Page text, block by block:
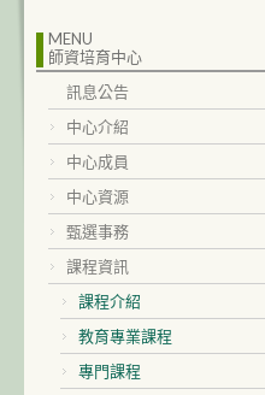
MENU
師資培育中心
訊息公告
中心介紹
中心成員
中心資源
甄選事務
課程資訊
課程介紹
教育專業課程
專門課程